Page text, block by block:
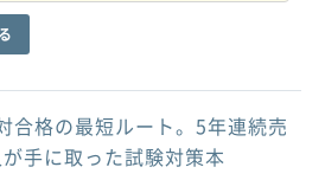
合格の最短ルート。5年連続売
手に取った試験対策本